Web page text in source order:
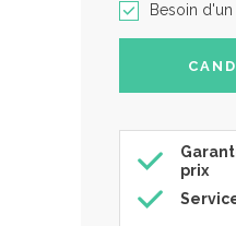
Besoin d'un
prix